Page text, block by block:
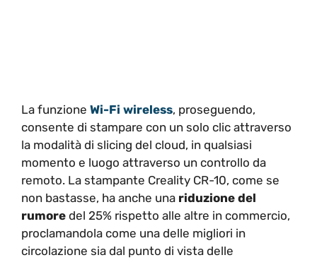
La funzione Wi-Fi wireless, proseguendo,
consente di stampare con un solo clic attraverso
la modalità di slicing del cloud, in qualsiasi
momento e luogo attraverso un controllo da
remoto. La stampante Creality CR-10, come se
non bastasse, ha anche una riduzione del
rumore del 25% rispetto alle altre in commercio,
proclamandola come una delle migliori in
circolazione sia dal punto di vista delle